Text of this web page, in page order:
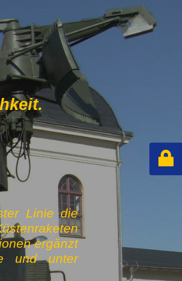
Linie die
ergänzt
und unter